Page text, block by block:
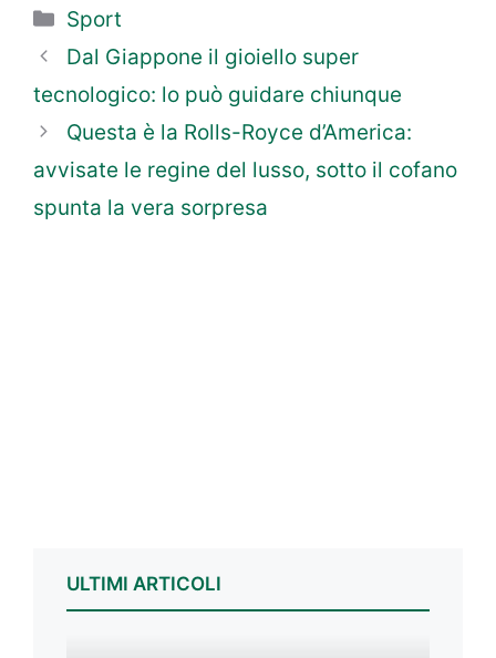
Categorie
Sport
Dal Giappone il gioiello super
tecnologico: lo può guidare chiunque
Questa è la Rolls-Royce d’America:
avvisate le regine del lusso, sotto il cofano
spunta la vera sorpresa
ULTIMI ARTICOLI